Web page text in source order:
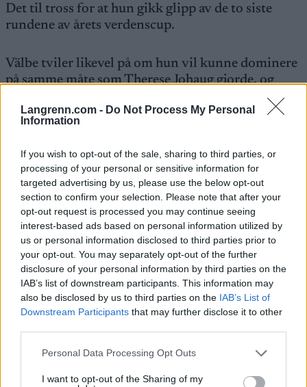
Langrenn.com - Do Not Process My Personal
Information
If you wish to opt-out of the sale, sharing to third parties, or
processing of your personal or sensitive information for
targeted advertising by us, please use the below opt-out
section to confirm your selection. Please note that after your
opt-out request is processed you may continue seeing
interest-based ads based on personal information utilized by
us or personal information disclosed to third parties prior to
your opt-out. You may separately opt-out of the further
disclosure of your personal information by third parties on the
IAB’s list of downstream participants. This information may
also be disclosed by us to third parties on the IAB’s List of
Downstream Participants that may further disclose it to other
Please note that this website/app uses one or more Google
not limited to your visit or usage behaviour. You may click to
Personal Data Processing Opt Outs
I want to opt-out of the Sharing of my
Det til tross for at hun gikk glipp av de to siste
rundene av årets verdenscup.
Välbe tviler likevel på om hun vil kunne dominere
på samme måte som Therese Johaug gjorde, og
poengterer at Nepryaeva må jobbe hardt for å
holde seg i toppen.
– Hun kan ikke slippe seg ned nå. Alle har jo sett
hva Sverige har på gang. Men vi har flere jenter
som kan bite fra seg, og (Nepryaeva) kan ikke legge
seg på sofaen. Da kommer hun ikke til å lykkes,
sier Välbe.
Den russiske skipresidenten er forøvrig selv tre
ganger olympisk mester i langrenn.
I forkant av OL i Beijing sa Markus Kramer, som
spennende når Johaug legger opp